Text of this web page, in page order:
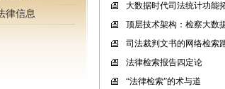
律信息
大数据时代司法统计功能
顶层技术架构：检察大数
司法裁判文书的网络检索
法律检索报告四定论
“法律检索”的术与道